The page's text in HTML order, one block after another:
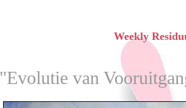
Weekly
"Evolutie van